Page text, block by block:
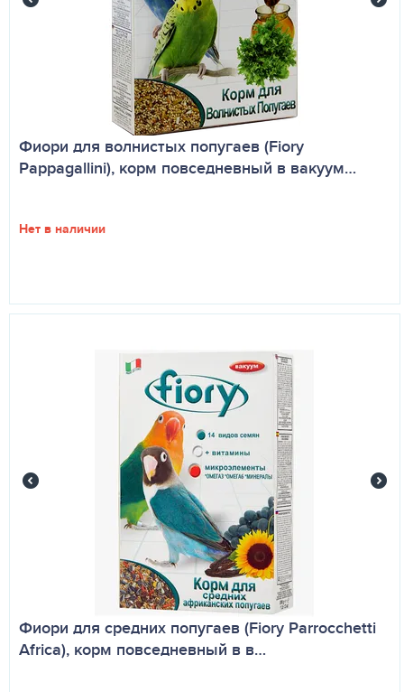
Фиори для волнистых попугаев (Fiory
Pappagallini), корм повседневный в вакуум…
Нет в наличии
Фиори для средних попугаев (Fiory Parrocchetti
Africa), корм повседневный в в…